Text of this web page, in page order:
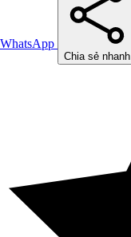
WhatsApp
Chia sẻ nhanh